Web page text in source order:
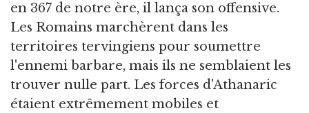
en 367 de notre ère, il lança son offensive.
Les Romains marchèrent dans les
territoires tervingiens pour soumettre
l'ennemi barbare, mais ils ne semblaient les
trouver nulle part. Les forces d'Athanaric
étaient extrêmement mobiles et